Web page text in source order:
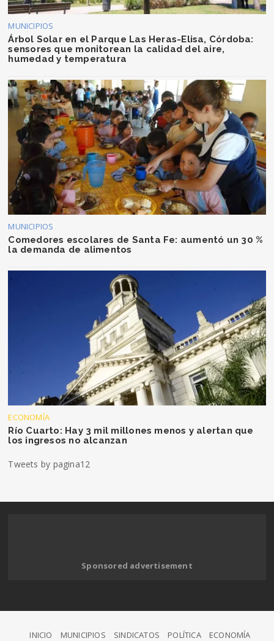
MUNICIPIOS
Árbol Solar en el Parque Las Heras-Elisa, Córdoba:
sensores que monitorean la calidad del aire,
humedad y temperatura
MUNICIPIOS
Comedores escolares de Santa Fe: aumentó un 30 %
la demanda de alimentos
ECONOMÍA
Río Cuarto: Hay 3 mil millones menos y alertan que
los ingresos no alcanzan
Tweets by pagina12
Sponsored advertisement
INICIO MUNICIPIOS SINDICATOS POLÍTICA
ECONOMÍA